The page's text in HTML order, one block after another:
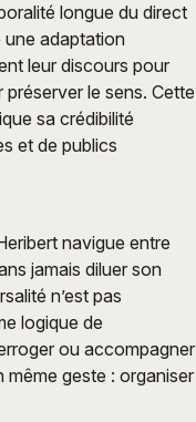
longue du direct
une adaptation
leur discours pour
le sens. Cette
sa crédibilité
et de publics
navigue entre
jamais diluer son
n’est pas
logique de
ou accompagner
même geste : organiser